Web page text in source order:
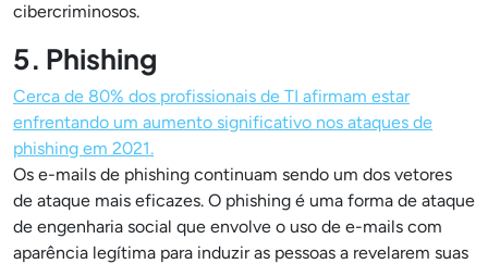
cibercriminosos.
5. Phishing
Cerca de 80% dos profissionais de TI afirmam estar
enfrentando um aumento significativo nos ataques de
phishing em 2021.
Os e-mails de phishing continuam sendo um dos vetores
de ataque mais eficazes. O phishing é uma forma de ataque
de engenharia social que envolve o uso de e-mails com
aparência legítima para induzir as pessoas a revelarem suas